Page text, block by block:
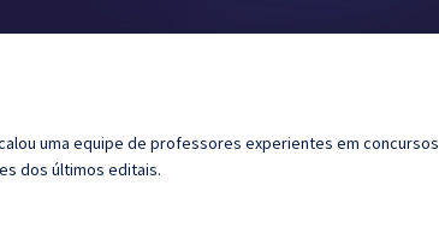
uma equipe de professores experientes em concursos
dos últimos editais.